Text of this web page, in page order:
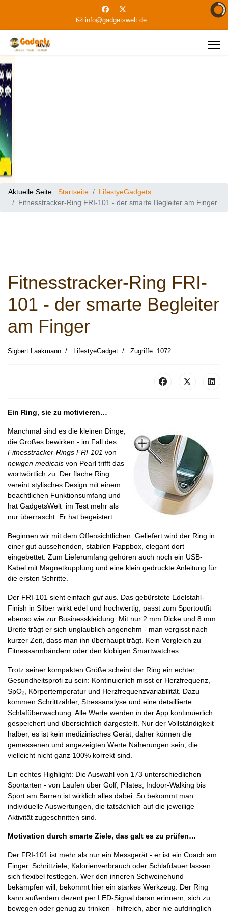
info@gadgetswelt.de
Aktuelle Seite: Startseite
LifestyeGadgets
Fitnesstracker-Ring FRI-101 - der smarte Begleiter am Finger
Fitnesstracker-Ring FRI-
101 - der smarte Begleiter
am Finger
Sigbert Laakmann LifestyeGadget Zugriffe: 1072
Ein Ring, sie zu motivieren…
Manchmal sind es die kleinen Dinge,
die Großes bewirken - im Fall des
Fitnesstracker-Rings FRI-101 von
newgen medicals von Pearl trifft das
wortwörtlich zu. Der flache Ring
vereint stylisches Design mit einem
beachtlichen Funktionsumfang und
hat GadgetsWelt im Test mehr als
nur überrascht: Er hat begeistert.
Beginnen wir mit dem Offensichtlichen: Geliefert wird der Ring in
einer gut aussehenden, stabilen Pappbox, elegant dort
eingebettet. Zum Lieferumfang gehören auch noch ein USB-
Kabel mit Magnetkupplung und eine klein gedruckte Anleitung für
die ersten Schritte.
Der FRI-101 sieht einfach gutaus. Das gebürstete Edelstahl-
Finish in Silber wirkt edel und hochwertig, passt zum Sportoutfit
ebenso wie zur Businesskleidung. Mit nur 2 mm Dicke und 8 mm
Breite trägt er sich unglaublich angenehm - man vergisst nach
kurzer Zeit, dass man ihn überhaupt trägt. Kein Vergleich zu
Fitnessarmbändern oder den klobigen Smartwatches.
Trotz seiner kompakten Größe scheint der Ring ein echter
Gesundheitsprofi zu sein: Kontinuierlich misst er Herzfrequenz,
SpO₂, Körpertemperatur und Herzfrequenzvariabilität. Dazu
kommen Schrittzähler, Stressanalyse und eine detaillierte
Schlafüberwachung. Alle Werte werden in der App kontinuierlich
gespeichert und übersichtlich dargestellt. Nur der Vollständigkeit
halber, es ist kein medizinisches Gerät, daher können die
gemessenen und angezeigten Werte Näherungen sein, die
vielleicht nicht ganz 100% korrekt sind.
Ein echtes Highlight: Die Auswahl von 173 unterschiedlichen
Sportarten - von Laufen über Golf, Pilates, Indoor-Walking bis
Sport am Barren ist wirklich alles dabei. So bekommt man
individuelle Auswertungen, die tatsächlich auf die jeweilige
Aktivität zugeschnitten sind.
Motivation durch smarte Ziele, das galt es zu prüfen…
Der FRI-101 ist mehr als nur ein Messgerät - er ist ein Coach am
Finger. Schrittziele, Kalorienverbrauch oder Schlafdauer lassen
sich flexibel festlegen. Wer den inneren Schweinehund
bekämpfen will, bekommt hier ein starkes Werkzeug. Der Ring
kann außerdem dezent per LED-Signal daran erinnern, sich zu
bewegen oder genug zu trinken - hilfreich, aber nie aufdringlich